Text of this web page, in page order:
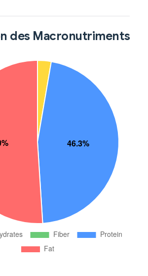
des Macronutriments